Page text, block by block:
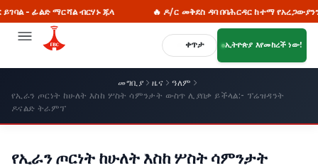
ማርሻል ብርሃኑ ጁላ 🔥 ዶ/ር መቅደስ ዳባ በባሕርዳር ከተማ የአረጋውያንን ቤትና
ቀጥታ ኢትዮጵያ እየመከረች ነው!
መግቢያ ዜና
ዓለም
የኢራን ጦርነት ከሁለት እስከ ሦስት ሳምንታት ውስጥ ሊያበቃ ይችላል:- ፕሬዝዳንት
ዶናልድ ትራምፕ
የኢራን ጦርነት ከሁለት እስከ ሦስት ሳምንታት